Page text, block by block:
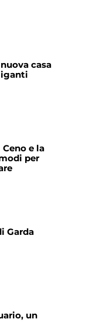
casa
Ceno e la
per
Garda
un